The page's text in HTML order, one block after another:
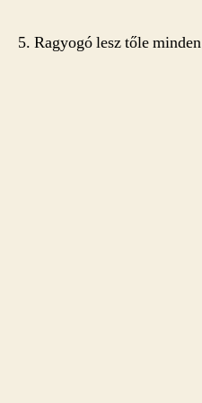
5. Ragyogó lesz tőle minden